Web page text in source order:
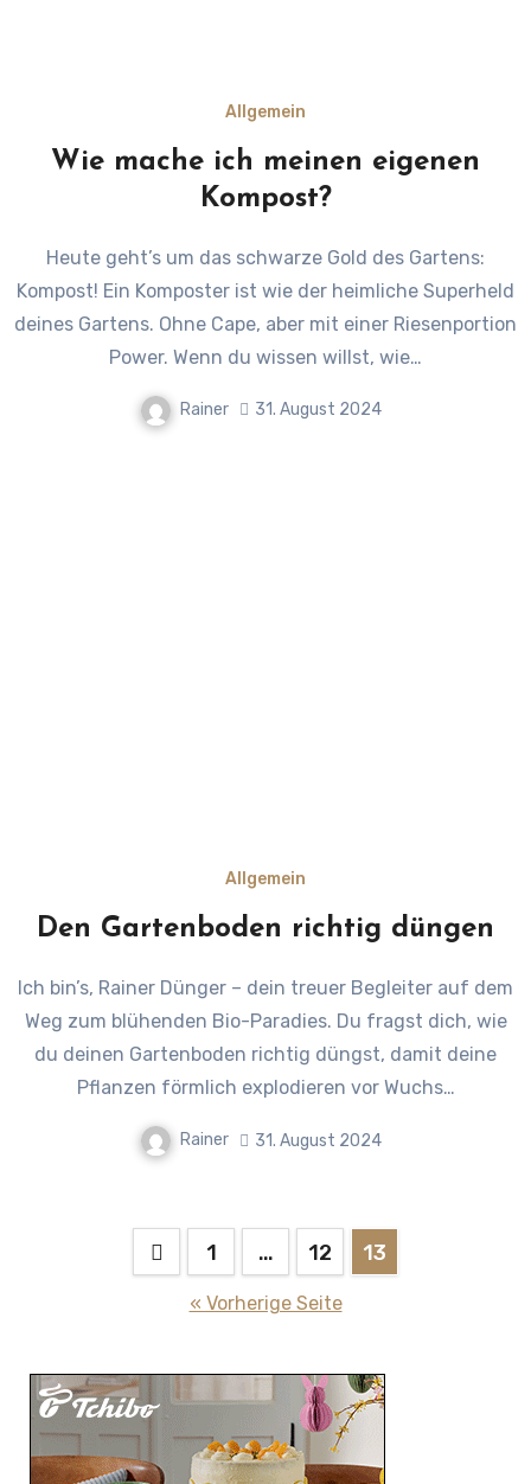
Allgemein
Wie mache ich meinen eigenen
Kompost?
Heute geht’s um das schwarze Gold des Gartens:
Kompost! Ein Komposter ist wie der heimliche Superheld
deines Gartens. Ohne Cape, aber mit einer Riesenportion
Power. Wenn du wissen willst, wie…
Rainer 31. August 2024
Allgemein
Den Gartenboden richtig düngen
Weg zum blühenden Bio-Paradies. Du fragst dich, wie
du deinen Gartenboden richtig düngst, damit deine
Pflanzen förmlich explodieren vor Wuchs…
Rainer 31. August 2024
Seitennummerierung
1 … 12 13
« Vorherige Seite